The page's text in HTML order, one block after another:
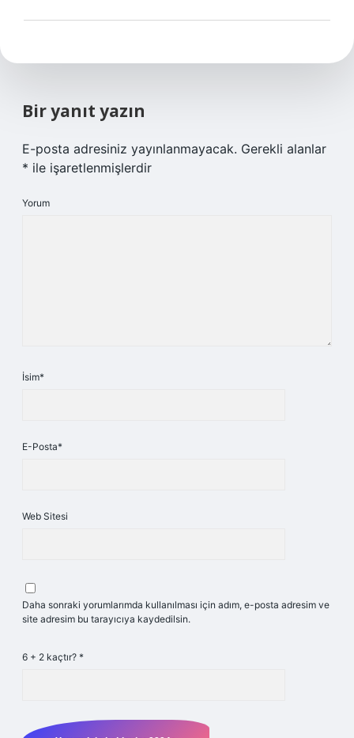
Bir yanıt yazın
E-posta adresiniz yayınlanmayacak. Gerekli alanlar
* ile işaretlenmişlerdir
Yorum
İsim*
E-Posta*
Web Sitesi
Daha sonraki yorumlarımda kullanılması için adım, e-posta adresim ve
site adresim bu tarayıcıya kaydedilsin.
6 + 2 kaçtır? *